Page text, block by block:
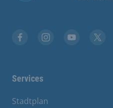
Services
Stadtplan